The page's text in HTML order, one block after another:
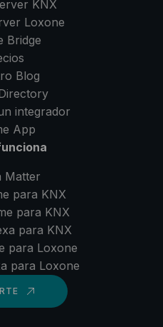
KNX
Loxone
Bridge
Blog
integrador
App
Matter
para KNX
para KNX
para KNX
para Loxone
para Loxone